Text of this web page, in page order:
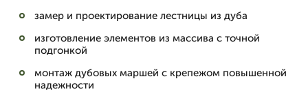
замер и проектирование лестницы из дуба
изготовление элементов из массива с точной
подгонкой
монтаж дубовых маршей с крепежом повышенной
надежности